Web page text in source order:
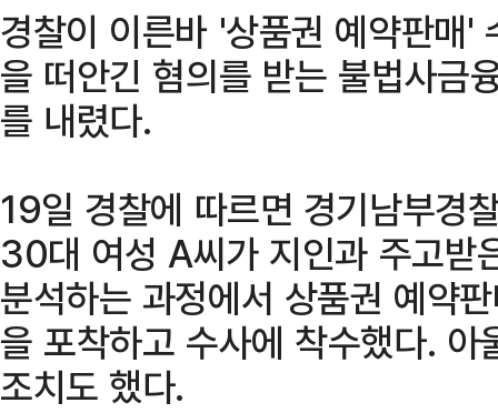
경찰이 이른바 '상품권 예약판매
을 떠안긴 혐의를 받는 불법사금
를 내렸다.
19일 경찰에 따르면 경기남부경
30대 여성 A씨가 지인과 주고받
분석하는 과정에서 상품권 예약
을 포착하고 수사에 착수했다.
조치도 했다.